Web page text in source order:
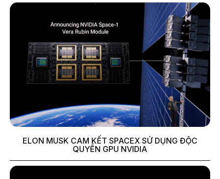
ELON MUSK CAM KẾT SPACEX SỬ DỤNG ĐỘC
QUYỀN GPU NVIDIA